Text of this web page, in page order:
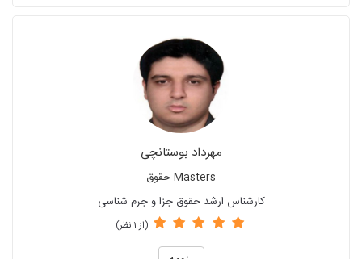
مهرداد بوستانچی
Masters حقوق
کارشناس ارشد حقوق جزا و جرم شناسی
(از 1 نظر)